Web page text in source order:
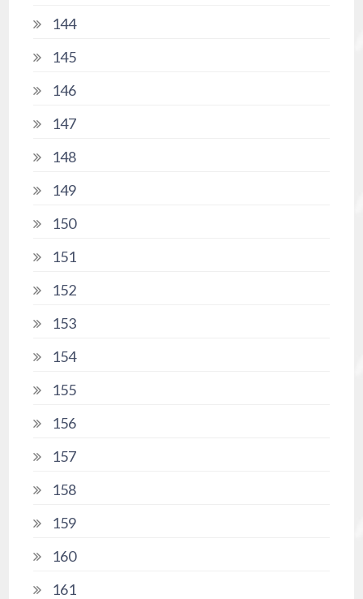
144
145
146
147
148
149
150
151
152
153
154
155
156
157
158
159
160
161